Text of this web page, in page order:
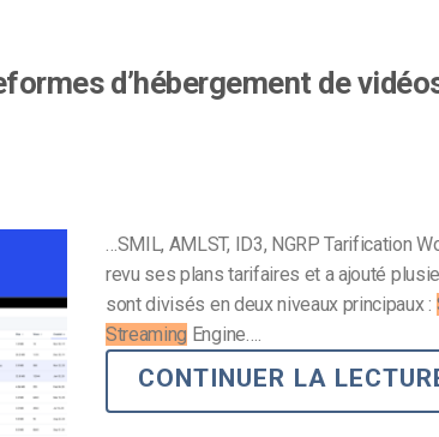
d’hébergement de
…SMIL, AMLST, ID3, NGRP Tarification
revu ses plans tarifaires et a ajouté
sont divisés en deux niveaux principaux :
Streaming Engine….
CONTINUER LA